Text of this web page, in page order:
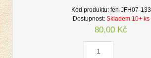
Kód produktu: fen-JFH07-133
Dostupnost: Skladem 10+ ks
80,00 Kč